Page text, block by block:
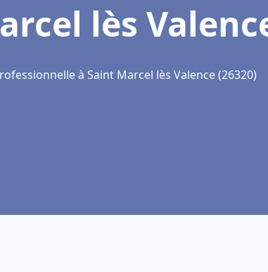
lès
à Saint Marcel lès Valence (26320)